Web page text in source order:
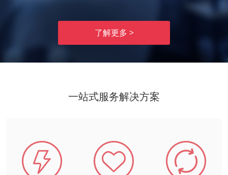
了解更多 >
一站式服务解决方案